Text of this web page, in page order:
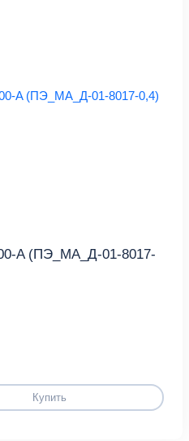
A (ПЭ_МА_Д-01-8017-
Купить